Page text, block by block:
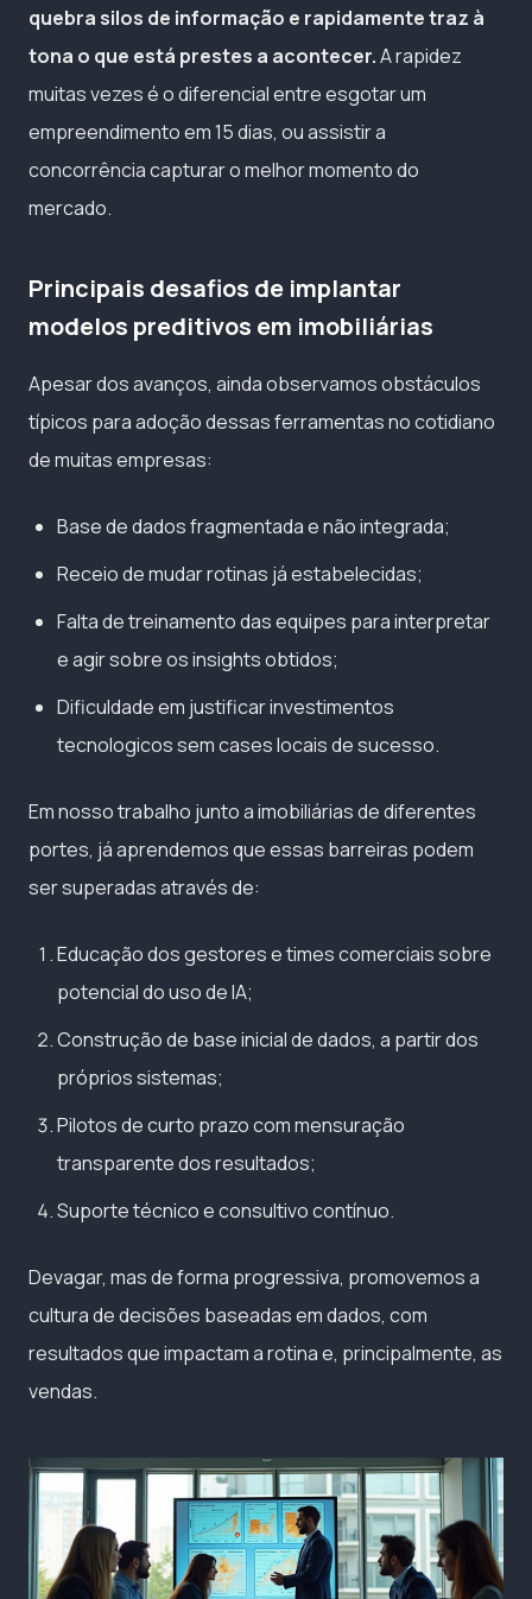
quebra silos de informação e rapidamente traz à
tona o que está prestes a acontecer.A rapidez
muitas vezes é o diferencial entre esgotar um
empreendimento em 15 dias, ou assistir a
concorrência capturar o melhor momento do
mercado.
Principais desafios de implantar
modelos preditivos em imobiliárias
Apesar dos avanços, ainda observamos obstáculos
típicos para adoção dessas ferramentas no cotidiano
de muitas empresas:
Base de dados fragmentada e não integrada;
Receio de mudar rotinas já estabelecidas;
Falta de treinamento das equipes para interpretar
e agir sobre os insights obtidos;
Dificuldade em justificar investimentos
tecnologicos sem cases locais de sucesso.
Em nosso trabalho junto a imobiliárias de diferentes
portes, já aprendemos que essas barreiras podem
ser superadas através de:
Educação dos gestores e times comerciais sobre
potencial do uso de IA;
Construção de base inicial de dados, a partir dos
próprios sistemas;
Pilotos de curto prazo com mensuração
transparente dos resultados;
Suporte técnico e consultivo contínuo.
Devagar, mas de forma progressiva, promovemos a
cultura de decisões baseadas em dados, com
resultados que impactam a rotina e, principalmente, as
vendas.